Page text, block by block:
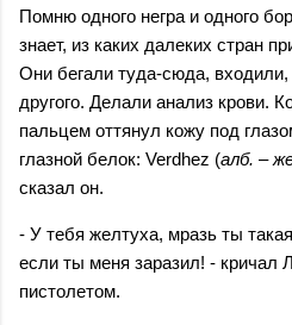
Помню одного негра и одного
знает, из каких далеких стран
Они бегали туда-сюда,
другого. Делали анализ крови.
пальцем оттянул кожу под
глазной белок: Verdhez (алб. –
сказал он.
- У тебя желтуха, мразь ты
если ты меня заразил! - кричал
пистолетом.